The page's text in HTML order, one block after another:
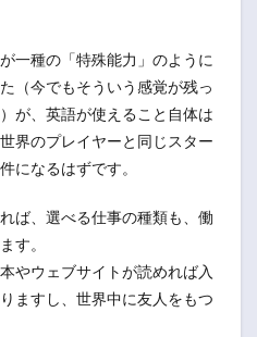
一種の「特殊能力」のように
（今でもそういう感覚が残っ
が、英語が使えること自体は
界のプレイヤーと同じスター
になるはずです。
ば、選べる仕事の種類も、働
す。
やウェブサイトが読めれば入
ますし、世界中に友人をもつ